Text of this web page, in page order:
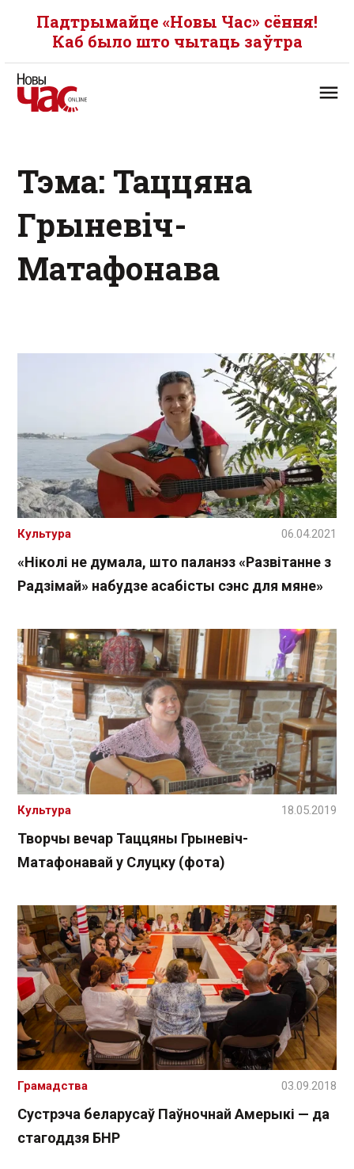
Падтрымайце «Новы Час» сёння!
Каб было што чытаць заўтра
Тэма: Таццяна
Грыневіч-
Матафонава
«Ніколі не думала, што паланэз «Развітанне з
Радзімай» набудзе асабісты сэнс для мяне»
Культура 06.04.2021
Творчы вечар Таццяны Грыневіч-
Матафонавай у Слуцку (фота)
Культура 18.05.2019
Сустрэча беларусаў Паўночнай Амерыкі — да
стагоддзя БНР
Грамадства 03.09.2018